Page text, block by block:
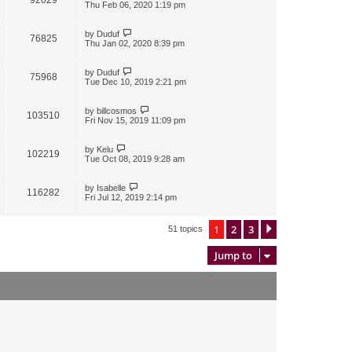
Thu Feb 06, 2020 1:19 pm
76825 by Duduf
Thu Jan 02, 2020 8:39 pm
75968 by Duduf
Tue Dec 10, 2019 2:21 pm
103510 by billcosmos
Fri Nov 15, 2019 11:09 pm
102219 by Kelu
Tue Oct 08, 2019 9:28 am
116282 by Isabelle
Fri Jul 12, 2019 2:14 pm
51 topics 1 2 3
Jump to